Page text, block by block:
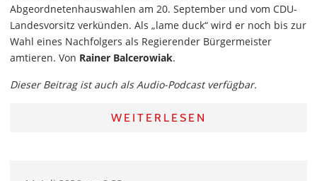
Abgeordnetenhauswahlen am 20. September und vom CDU-
Landesvorsitz verkünden. Als „lame duck“ wird er noch bis zur
Wahl eines Nachfolgers als Regierender Bürgermeister
amtieren. Von Rainer Balcerowiak.
Dieser Beitrag ist auch als Audio-Podcast verfügbar.
WEITERLESEN